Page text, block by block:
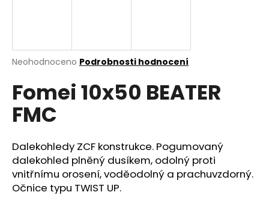
Průměrné
produktu
je
0,0
hvězdiček.
Neohodnoceno Podrobnosti hodnocení
Fomei 10x50 BEATER
FMC
Dalekohledy ZCF konstrukce. Pogumovaný
dalekohled plněný dusíkem, odolný proti
vnitřnímu orosení, voděodolný a prachuvzdorný.
Očnice typu TWIST UP.
í
t
D